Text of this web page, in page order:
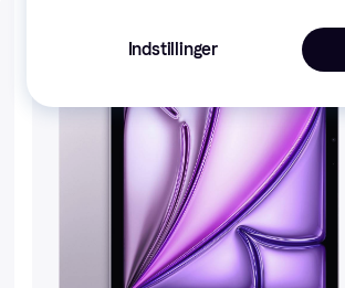
Indstillinger